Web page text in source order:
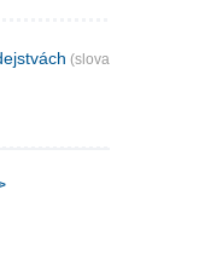
(slovakisk)